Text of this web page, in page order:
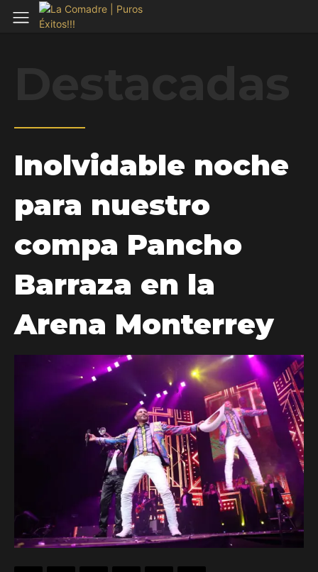
Inolvidable noche
para nuestro
compa Pancho
Barraza en la
Arena Monterrey